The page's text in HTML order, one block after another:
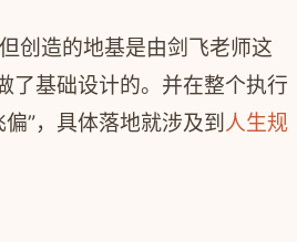
创造的地基是由剑飞老师这
了基础设计的。并在整个执行
偏”，具体落地就涉及到 人生规